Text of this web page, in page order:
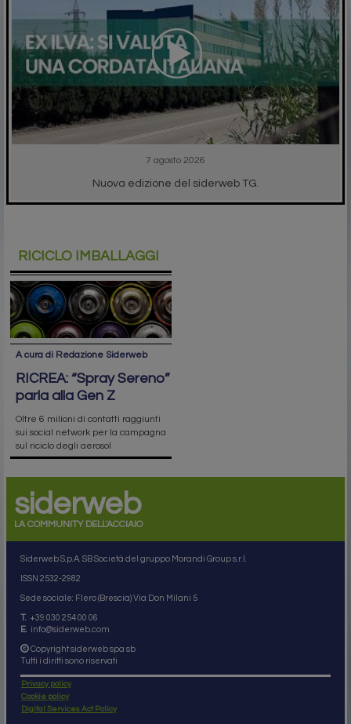
7 agosto 2026
Nuova edizione del siderweb TG.
RICICLO IMBALLAGGI
A cura di Redazione Siderweb
RICREA: “Spray Sereno”
parla alla Gen Z
Oltre 6 milioni di contatti raggiunti
sui social network per la campagna
sul riciclo degli aerosol
siderweb
LA COMMUNITY DELL'ACCIAIO
Siderweb S.p.A. SB Società del gruppo Morandi Group s.r.l.
ISSN 2532-2982
Sede sociale: Flero (Brescia) Via Don Milani 5
T. +39 030 254 00 06
E.
info@siderweb.com
Copyright siderweb spa sb
Tutti i diritti sono riservati
Privacy policy
Cookie policy
Digital Services Act Policy